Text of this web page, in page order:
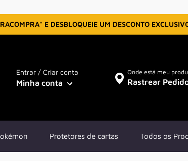
E DESBLOQUEIE UM DESCONTO
Entrar / Criar conta
Minha conta Rastrear
Onde está meu
Protetores de cartas Todos os